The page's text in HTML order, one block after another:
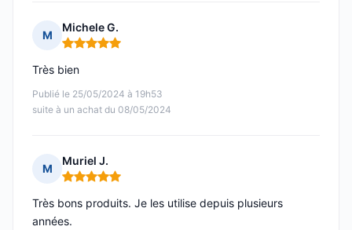
M
Michele G.
Note : 5 sur 5
Publié le 25/05/2024 à 19h53
suite à un achat du 08/05/2024
Très bien
M
Muriel J.
Note : 5 sur 5
Très bons produits. Je les utilise depuis plusieurs
années.